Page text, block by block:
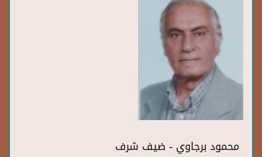
محمود برجاوي - ضيف شرف